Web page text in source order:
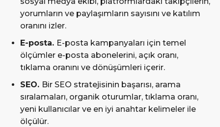
yorumların ve paylaşımların sayısını ve katılım
oranını izler.
E-posta. E-posta kampanyaları için temel
ölçümler e-posta abonelerini, açık oranı,
tıklama oranını ve dönüşümleri içerir.
SEO. Bir SEO stratejisinin başarısı, arama
sıralamaları, organik oturumlar, tıklama oranı,
yeni kullanıcılar ve en iyi anahtar kelimeler ile
ölçülür.